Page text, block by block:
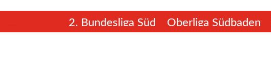
2. Bundesliga Süd Oberliga Südbaden